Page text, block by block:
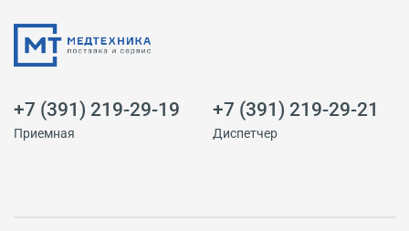
+7 (391) 219-29-19
Приемная
+7 (391) 219-29-21
Диспетчер